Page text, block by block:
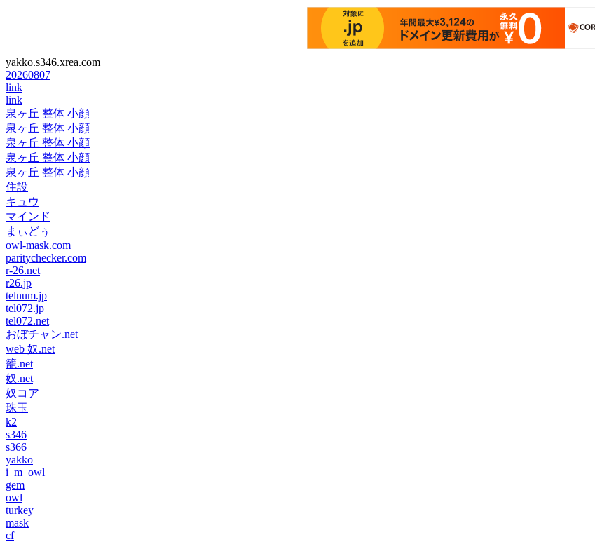
yakko.s346.xrea.com
20260807
link
link
泉ヶ丘 整体 小顔
泉ヶ丘 整体 小顔
泉ヶ丘 整体 小顔
泉ヶ丘 整体 小顔
泉ヶ丘 整体 小顔
住設
キュウ
マインド
まぃどぅ
owl-mask.com
paritychecker.com
r-26.net
r26.jp
telnum.jp
tel072.jp
tel072.net
おぼチャン.net
web 奴.net
籠.net
奴.net
奴コア
珠玉
k2
s346
s366
yakko
i_m_owl
gem
owl
turkey
mask
cf